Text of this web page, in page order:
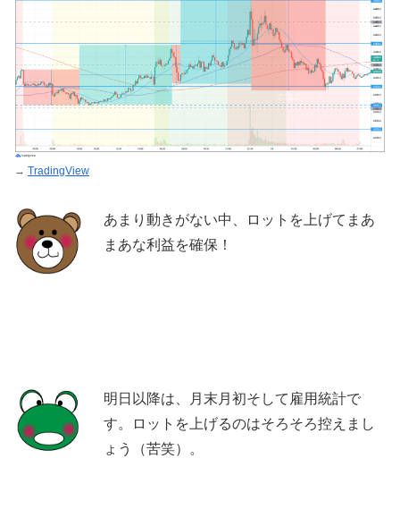
→ TradingView
あまり動きがない中、ロットを上げてまあ
まあな利益を確保！
明日以降は、月末月初そして雇用統計で
す。ロットを上げるのはそろそろ控えまし
ょう（苦笑）。